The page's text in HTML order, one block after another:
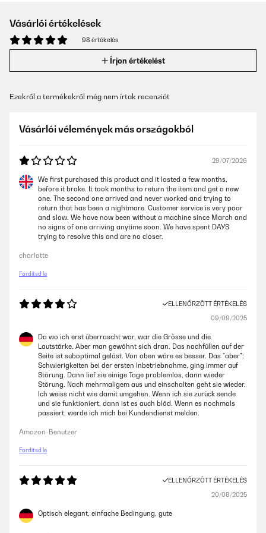
Vásárlói értékelések
98 értékelés
Írjon értékelést
Ezekről a termékekről még nem írtak recenziót
Vásárlói vélemények más országokból
29/07/2026
We first purchased this product and it lasted a few months,
before it broke. It took months to return the item and get a new
one. The second one arrived and never worked and trying to
return that has been a nightmare. Customer service is very poor
and slow. We have now been without a machine since March and
no signs of one arriving anytime soon. We have spent DAYS
trying to resolve this and are no closer.
charlotte
Fordítsd le
ELLENŐRZÖTT ÉRTÉKELÉS
09/09/2025
Da wo ich erst überrascht war, war die Grösse und die
Lautstärke. Aber man gewöhnt sich dran. Das nachfüllen auf der
Seite ist suboptimal gelöst. Von oben wäre es besser. Das "aber":
Schwierigkeiten bei der ersten Inbetriebnahme, ging immer auf
Störung. Dann lief sie einige Tage problemlos, dann wieder
Störung. Nach mehrmaligem aus und einschalten geht sie wieder.
Ich weiss nicht wie damit umgehen. Wenn ich sie zurück sende
und sie funktioniert, dann ist es auch blöd. Wenn es nochmals
passiert, werde ich mich bei Kundendienst melden.
Amazon-Benutzer
Fordítsd le
ELLENŐRZÖTT ÉRTÉKELÉS
20/08/2025
Optisch elegant, einfache Bedingung, gute